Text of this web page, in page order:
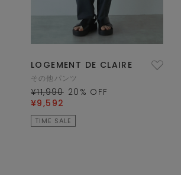
LOGEMENT DE CLAIRE
その他パンツ
¥11,990 20 % OFF
¥9,592
TIME SALE